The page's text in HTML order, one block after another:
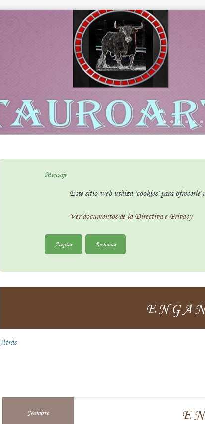
Mensaje
Este sitio web utiliza 'cookies' para ofrecerle
Ver documentos de la Directiva e-Privacy
Aceptar Rechazar
Atrás
Nombre